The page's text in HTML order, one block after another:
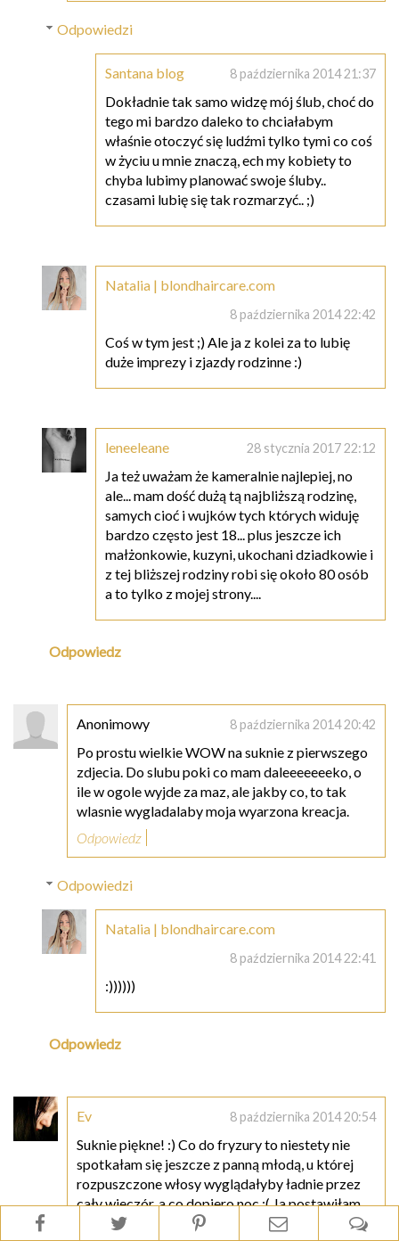
Odpowiedzi
Santana blog 8 października 2014 21:37
Dokładnie tak samo widzę mój ślub, choć do
tego mi bardzo daleko to chciałabym
właśnie otoczyć się ludźmi tylko tymi co coś
w życiu u mnie znaczą, ech my kobiety to
chyba lubimy planować swoje śluby..
czasami lubię się tak rozmarzyć.. ;)
Natalia | blondhaircare.com
8 października 2014 22:42
Coś w tym jest ;) Ale ja z kolei za to lubię
duże imprezy i zjazdy rodzinne :)
leneeleane 28 stycznia 2017 22:12
Ja też uważam że kameralnie najlepiej, no
ale... mam dość dużą tą najbliższą rodzinę,
samych cioć i wujków tych których widuję
bardzo często jest 18... plus jeszcze ich
małżonkowie, kuzyni, ukochani dziadkowie i
z tej bliższej rodziny robi się około 80 osób
a to tylko z mojej strony....
Odpowiedz
Anonimowy 8 października 2014 20:42
Po prostu wielkie WOW na suknie z pierwszego
zdjecia. Do slubu poki co mam daleeeeeeeko, o
ile w ogole wyjde za maz, ale jakby co, to tak
wlasnie wygladalaby moja wyarzona kreacja.
Odpowiedz
Odpowiedzi
Natalia | blondhaircare.com
8 października 2014 22:41
:))))))
Odpowiedz
Ev 8 października 2014 20:54
Suknie piękne! :) Co do fryzury to niestety nie
spotkałam się jeszcze z panną młodą, u której
rozpuszczone włosy wyglądałyby ładnie przez
cały wieczór, a co dopiero noc :( Ja postawiłam
na proste, eleganckie upięcie, ale absolutnie nie